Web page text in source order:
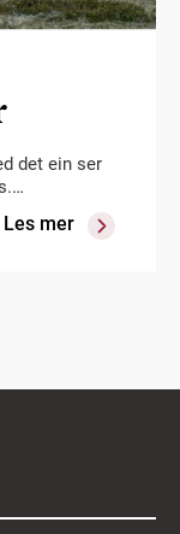
det ein ser
Les mer